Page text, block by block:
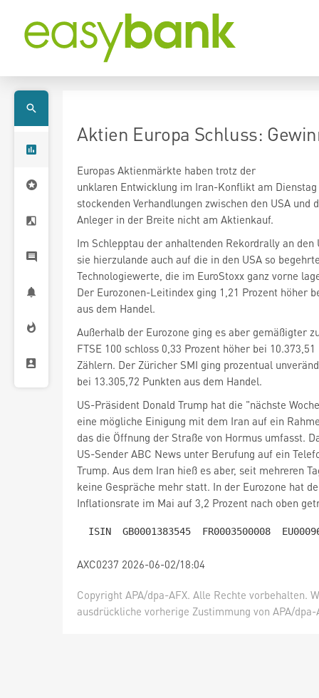
Aktien Europa Schluss:
Europas Aktienmärkte haben trotz der
unklaren Entwicklung im Iran-Konflikt am
stockenden Verhandlungen zwischen den USA und
Anleger in der Breite nicht am Aktienkauf.
Im Schlepptau der anhaltenden Rekordrally an den
sie hierzulande auch auf die in den USA so
Technologiewerte, die im EuroStoxx ganz vorne
Der Eurozonen-Leitindex ging 1,21 Prozent höher
aus dem Handel.
Außerhalb der Eurozone ging es aber gemäßigter
FTSE 100 schloss 0,33 Prozent höher bei 10.373,51
Zählern. Der Züricher SMI ging prozentual
bei 13.305,72 Punkten aus dem Handel.
US-Präsident Donald Trump hat die "nächste
eine mögliche Einigung mit dem Iran auf ein
das die Öffnung der Straße von Hormus umfasst.
US-Sender ABC News unter Berufung auf ein
Trump. Aus dem Iran hieß es aber, seit mehreren
keine Gespräche mehr statt. In der Eurozone hat
Inflationsrate im Mai auf 3,2 Prozent nach oben
AXC0237 2026-06-02/18:04
Copyright APA/dpa-AFX. Alle Rechte vorbehalten.
ausdrückliche vorherige Zustimmung von APA/